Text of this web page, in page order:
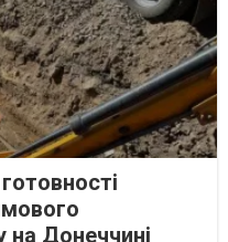
на Донеччині